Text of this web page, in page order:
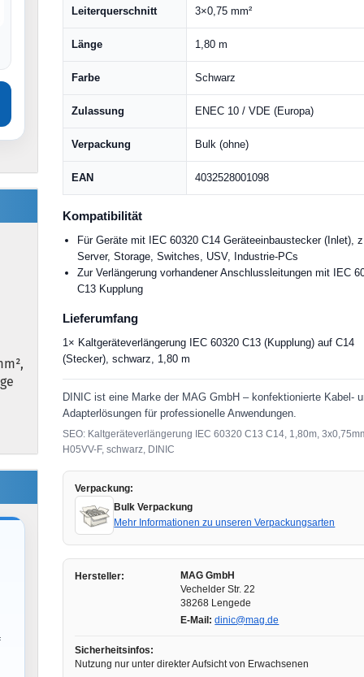
Leiterquerschnitt 3×0,75 mm²
Länge 1,80 m
Farbe Schwarz
Zulassung ENEC 10 / VDE (Europa)
Verpackung Bulk (ohne)
EAN 4032528001098
Kompatibilität
Für Geräte mit IEC 60320 C14 Geräteeinbaustecker (Inlet),
Server, Storage, Switches, USV, Industrie-PCs
Zur Verlängerung vorhandener Anschlussleitungen mit IEC
C13 Kupplung
Lieferumfang
1× Kaltgeräteverlängerung IEC 60320 C13 (Kupplung) auf C14
(Stecker), schwarz, 1,80 m
DINIC ist eine Marke der MAG GmbH – konfektionierte Kabel-
Adapterlösungen für professionelle Anwendungen.
SEO: Kaltgeräteverlängerung IEC 60320 C13 C14, 1,80m,
H05VV-F, schwarz, DINIC
Verpackung:
Bulk Verpackung
Mehr Informationen zu unseren Verpackungsarten
Hersteller:
MAG GmbH
Vechelder Str. 22
38268 Lengede
E-Mail: dinic@mag.de
Sicherheitsinfos:
Nutzung nur unter direkter Aufsicht von Erwachsenen